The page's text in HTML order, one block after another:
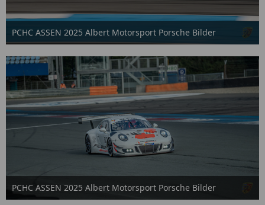
PCHC ASSEN 2025 Albert Motorsport Porsche Bilder
2. Oktober 2025
PCHC ASSEN 2025 Albert Motorsport Porsche Bilder
2. Oktober 2025